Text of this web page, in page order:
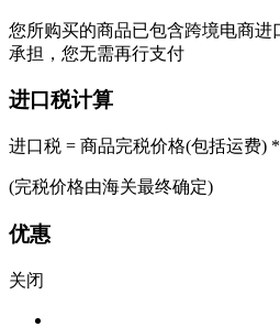
您所购买的商品已包含跨境电商进
承担，您无需再行支付
进口税计算
进口税 = 商品完税价格(包括运费)
(完税价格由海关最终确定)
优惠
关闭